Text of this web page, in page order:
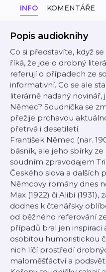
INFO KOMENTÁŘE
Popis audioknihy
Co si představíte, když
říká, že jde o drobný
referují o případech ze
informativní. Co se ale
literárně nadaný
Němec? Soudnička se
přežije prchavou
přetrvá i desetiletí.
František Němec (nar.
básník, ale jeho sbírky ze
soudním zpravodajem
Českého slova a dalších
Němcovy romány dnes
Max (1922) či Alibi
dodnes k čtenářsky
od běžného referování
případů bral jen inspiraci
osobitou humoristickou
nich líčí prostředí
maloměšťáctví a